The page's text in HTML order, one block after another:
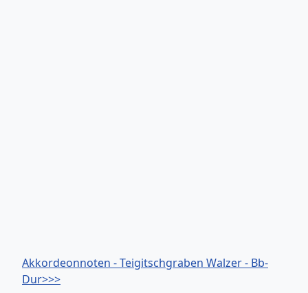
Akkordeonnoten - Teigitschgraben Walzer - Bb-
Dur>>>